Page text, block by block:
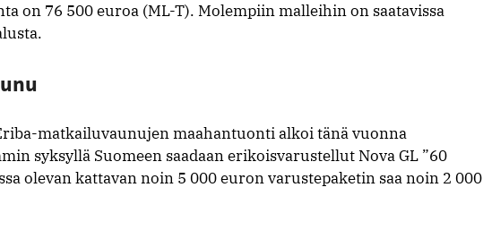
on 76 500 euroa (ML-T). Molempiin malleihin on saatavissa
matkailuvaunujen maahantuonti alkoi tänä vuonna
syksyllä Suomeen saadaan erikoisvarustellut Nova GL ”60
olevan kattavan noin 5 000 euron varustepaketin saa noin 2 000